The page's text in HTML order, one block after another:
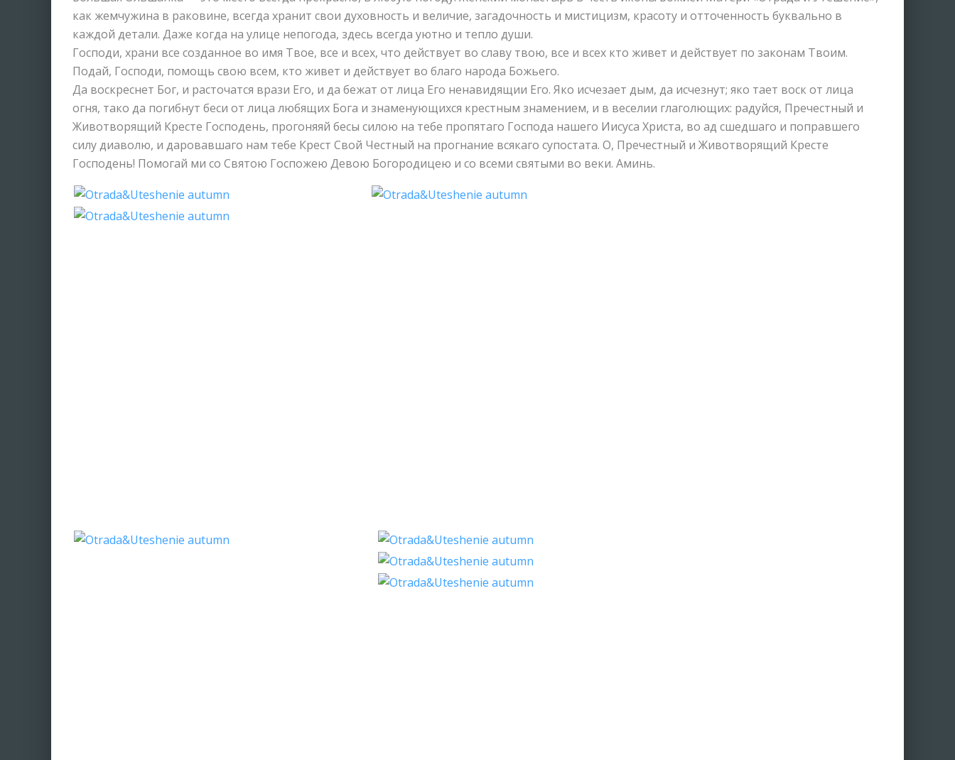
как жемчужина в раковине, всегда хранит свои духовность и величие, загадочность и мистицизм, красоту и отточенность буквально в
каждой детали. Даже когда на улице непогода, здесь всегда уютно и тепло души.
Господи, храни все созданное во имя Твое, все и всех, что действует во славу твою, все и всех кто живет и действует по законам Твоим.
Подай, Господи, помощь свою всем, кто живет и действует во благо народа Божьего.
Да воскреснет Бог, и расточатся врази Его, и да бежат от лица Его ненавидящии Его. Яко исчезает дым, да исчезнут; яко тает воск от лица
огня, тако да погибнут беси от лица любящих Бога и знаменующихся крестным знамением, и в веселии глаголющих: радуйся, Пречестный и
Животворящий Кресте Господень, прогоняяй бесы силою на тебе пропятаго Господа нашего Иисуса Христа, во ад сшедшаго и поправшего
силу диаволю, и даровавшаго нам тебе Крест Свой Честный на прогнание всякаго супостата. О, Пречестный и Животворящий Кресте
Господень! Помогай ми со Святою Госпожею Девою Богородицею и со всеми святыми во веки. Аминь.